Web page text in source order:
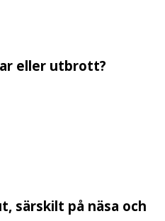
eller utbrott?
särskilt på näsa och